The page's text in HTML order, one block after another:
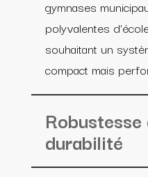
gymnases
polyvalentes
souhaitant un
compact mais
durabilité